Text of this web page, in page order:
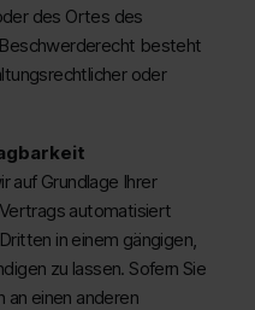
des Ortes des
besteht
oder
auf Grundlage Ihrer
automatisiert
in einem gängigen,
zu lassen. Sofern Sie
einen anderen